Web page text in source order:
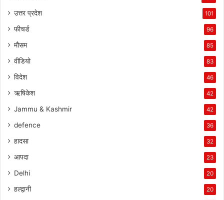
उत्तर प्रदेश 101
फीचर्ड 96
मौसम 85
वीडियो 83
विदेश 46
ऋषिकेश 42
Jammu & Kashmir 42
defence 36
हादसा 32
आपदा 23
Delhi 20
हल्द्वानी 20